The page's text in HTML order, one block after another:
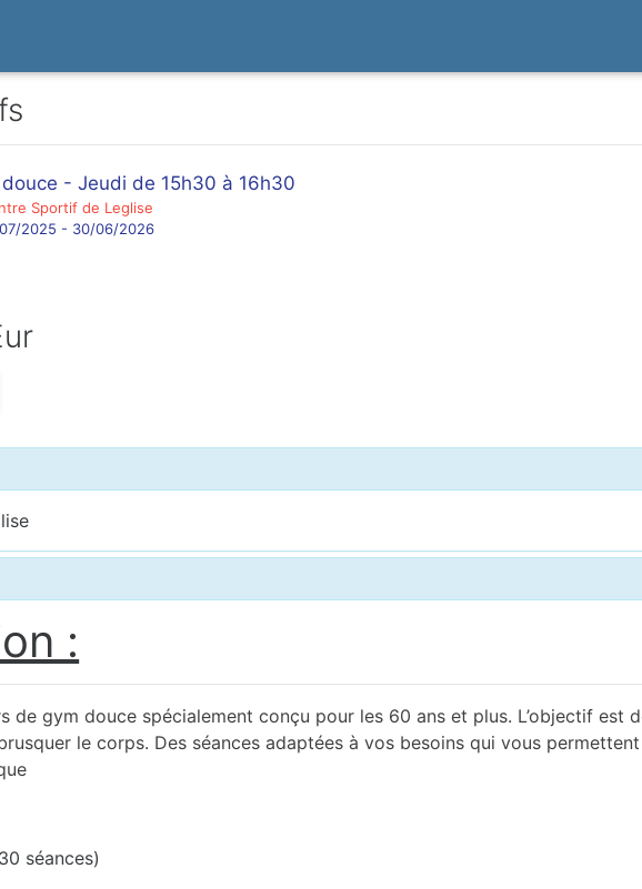
douce - Jeudi de 15h30 à 16h30
Sportif de Leglise
2025 - 30/06/2026
:
de gym douce spécialement conçu pour les 60 ans et plus. L’objectif est
le corps. Des séances adaptées à vos besoins qui vous
séances)